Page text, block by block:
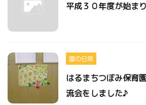
平成３０年度が始ま
園の日常
はるまちつぼみ保育
流会をしました♪